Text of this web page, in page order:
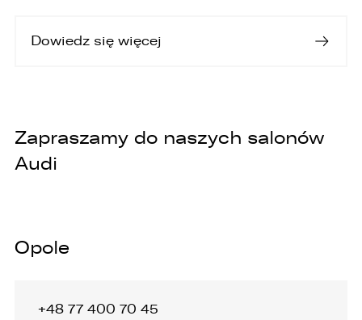
Dowiedz się więcej
Zapraszamy do naszych salonów
Audi
Opole
+48 77 400 70 45